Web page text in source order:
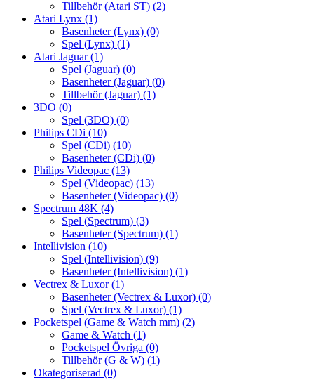
Tillbehör (Atari ST) (2)
Atari Lynx (1)
Basenheter (Lynx) (0)
Spel (Lynx) (1)
Atari Jaguar(1)
Spel (Jaguar) (0)
Basenheter (Jaguar) (0)
Tillbehör (Jaguar) (1)
3DO (0)
Spel (3DO) (0)
Philips CDi (10)
Spel (CDi) (10)
Basenheter (CDi) (0)
Philips Videopac (13)
Spel (Videopac) (13)
Basenheter (Videopac) (0)
Spectrum 48K (4)
Spel (Spectrum) (3)
Basenheter (Spectrum) (1)
Intellivision (10)
Spel (Intellivision) (9)
Basenheter (Intellivision) (1)
Vectrex & Luxor(1)
Basenheter (Vectrex & Luxor) (0)
Spel (Vectrex & Luxor) (1)
Pocketspel (Game & Watch mm) (2)
Game & Watch (1)
Pocketspel Övriga (0)
Tillbehör (G & W) (1)
Okategoriserad (0)